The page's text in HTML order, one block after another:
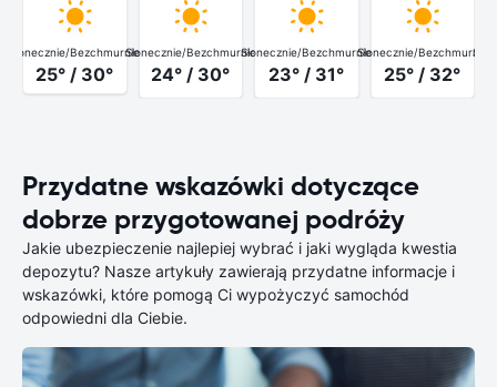
Słonecznie/Bezchmurnie
25° / 30°
Słonecznie/Bezchmurnie
24° / 30°
Słonecznie/Bezchmurnie
23° / 31°
Słonecznie/Bezchmurnie
25° / 32°
Przydatne wskazówki dotyczące
dobrze przygotowanej podróży
Jakie ubezpieczenie najlepiej wybrać i jaki wygląda kwestia
depozytu? Nasze artykuły zawierają przydatne informacje i
wskazówki, które pomogą Ci wypożyczyć samochód
odpowiedni dla Ciebie.